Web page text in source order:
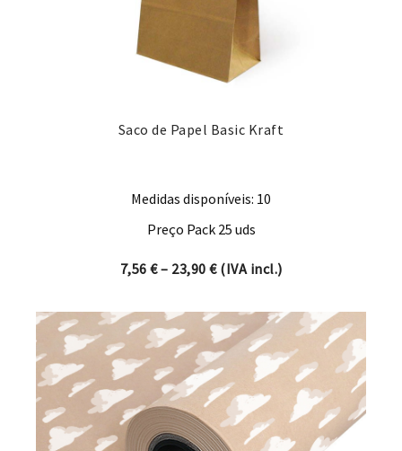
Saco de Papel Basic Kraft
Medidas disponíveis: 10
Preço Pack 25 uds
7,56 €– 23,90 €Price range: 7,56 € through
(IVA incl.)